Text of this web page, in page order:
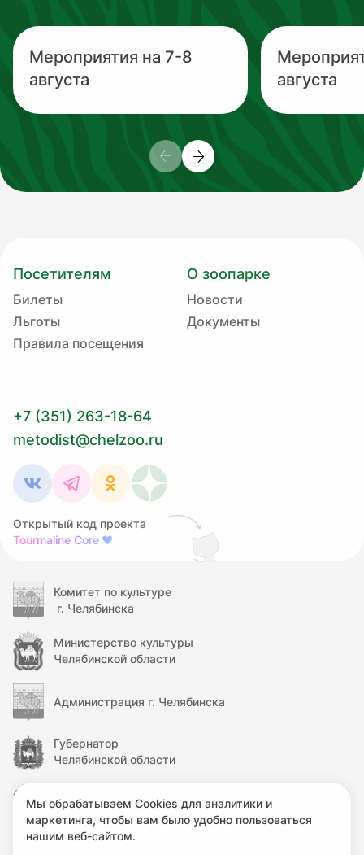
Мероприятия на 7-8
августа
августа
Посетителям
Билеты
Льготы
Правила посещения
О зоопарке
Новости
Документы
+7 (351) 263-18-64
metodist@chelzoo.ru
Открытый код проекта
Tourmaline Core ❤
Комитет по культуре
г. Челябинска
Министерство культуры
Челябинской области
Администрация г. Челябинска
Губернатор
Челябинской области
Челябинской области
Министерство культуры
Мы обрабатываем Cookies для аналитики и
маркетинга, чтобы вам было удобно пользоваться
нашим веб-сайтом.